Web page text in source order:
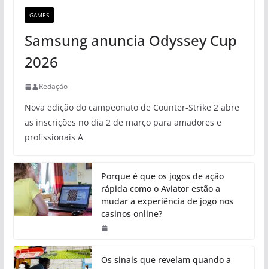
GAMES
Samsung anuncia Odyssey Cup
2026
Redação
Nova edição do campeonato de Counter-Strike 2 abre
as inscrições no dia 2 de março para amadores e
profissionais A
Porque é que os jogos de ação
rápida como o Aviator estão a
mudar a experiência de jogo nos
casinos online?
Os sinais que revelam quando a